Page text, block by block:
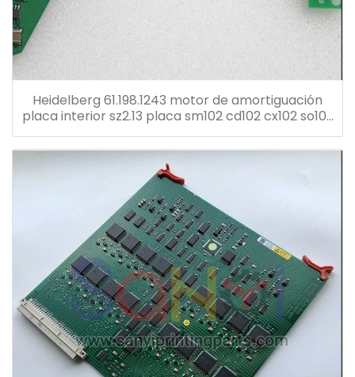
Heidelberg 61.198.1243 motor de amortiguación
placa interior sz2.13 placa sm102 cd102 cx102 so102
prensa